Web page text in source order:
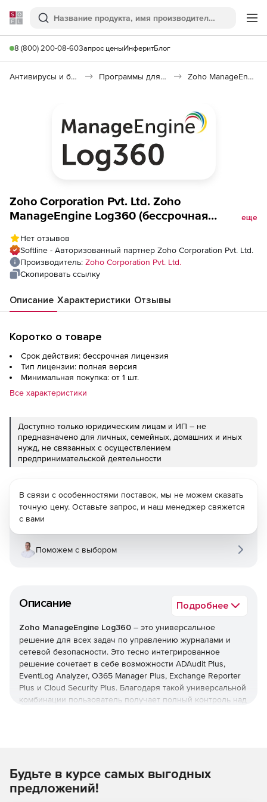
Softline
Поиск
8 (800) 200-08-60Запрос ценыИнферитБлог
Антивирусы и безопасность Программы для защиты информации Zoho ManageEngine Log360
Zoho Corporation Pvt. Ltd. Zoho
ManageEngine Log360 (бессрочная
1000 Devices
еще
Нет отзывов
Softline - Авторизованный партнер Zoho Corporation Pvt. Ltd.
Производитель: Zoho Corporation Pvt. Ltd.
Скопировать ссылку
Описание Характеристики Отзывы
Коротко о товаре
Срок действия: бессрочная лицензия
Тип лицензии: полная версия
Минимальная покупка: от 1 шт.
Все характеристики
Доступно только юридическим лицам и ИП – не
предназначено для личных, семейных, домашних и иных
нужд, не связанных с осуществлением
предпринимательской деятельности
Описание Подробнее
Zoho ManageEngine Log360 – это универсальное
решение для всех задач по управлению журналами и
сетевой безопасности. Это тесно интегрированное
решение сочетает в себе возможности ADAudit Plus,
EventLog Analyzer, O365 Manager Plus, Exchange Reporter
Plus и Cloud Security Plus. Благодаря такой универсальной
комбинации пользователь получает полный контроль над
Основные возможности:
В связи с особенностями поставок, мы не можем сказать
точную цену. Оставьте запрос, и наш менеджер свяжется
с вами
Поможем с выбором
Будьте в курсе самых выгодных
предложений!